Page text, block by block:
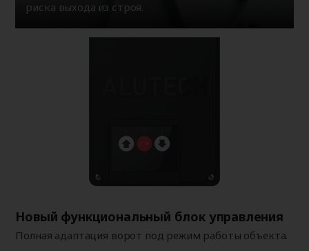
риска выхода из строя.
Новый функциональный блок управления
Полная адаптация ворот под режим работы объекта.